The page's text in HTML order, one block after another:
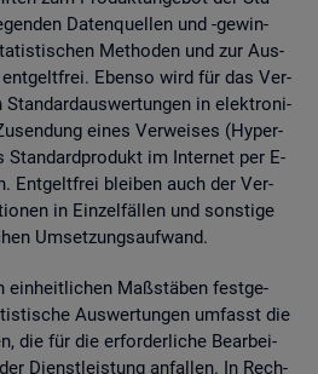
Da­ten­quel­len und -ge­win­
Me­tho­den und zur Aus­
Eben­so wird für das Ver­
in elek­tro­ni­
eines Ver­wei­ses (Hy­per­
im In­ter­net per E-
Ent­gelt­frei blei­ben auch der Ver­
in Ein­zel­fäl­len und sons­ti­ge
Um­set­zungs­auf­wand.
ein­heit­li­chen Maß­stä­ben fest­ge­
Aus­wer­tun­gen um­fasst die
die für die er­for­der­li­che Be­ar­bei­
Dienst­leis­tung an­fal­len. In Rech­